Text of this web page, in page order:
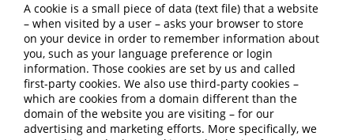
A cookie is a small piece of data (text file) that a website
– when visited by a user – asks your browser to store
on your device in order to remember information about
you, such as your language preference or login
information. Those cookies are set by us and called
first-party cookies. We also use third-party cookies –
which are cookies from a domain different than the
domain of the website you are visiting – for our
advertising and marketing efforts. More specifically, we